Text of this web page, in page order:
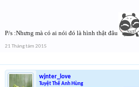
P/s :Nhưng mà có ai nói đó là hình thật đâu
21 Tháng tám 2015
wjnter_love
Tuyệt Thế Anh Hùng